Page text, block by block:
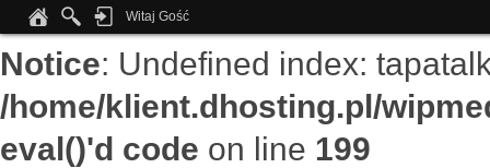
Notice: Undefined index:
/home/klient.dhosting.pl/
eval()'d code on line 199
Witaj Gość